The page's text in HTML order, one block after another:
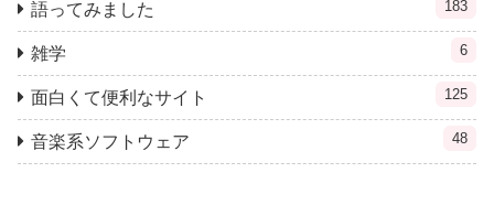
語ってみました 183
雑学 6
面白くて便利なサイト 125
音楽系ソフトウェア 48